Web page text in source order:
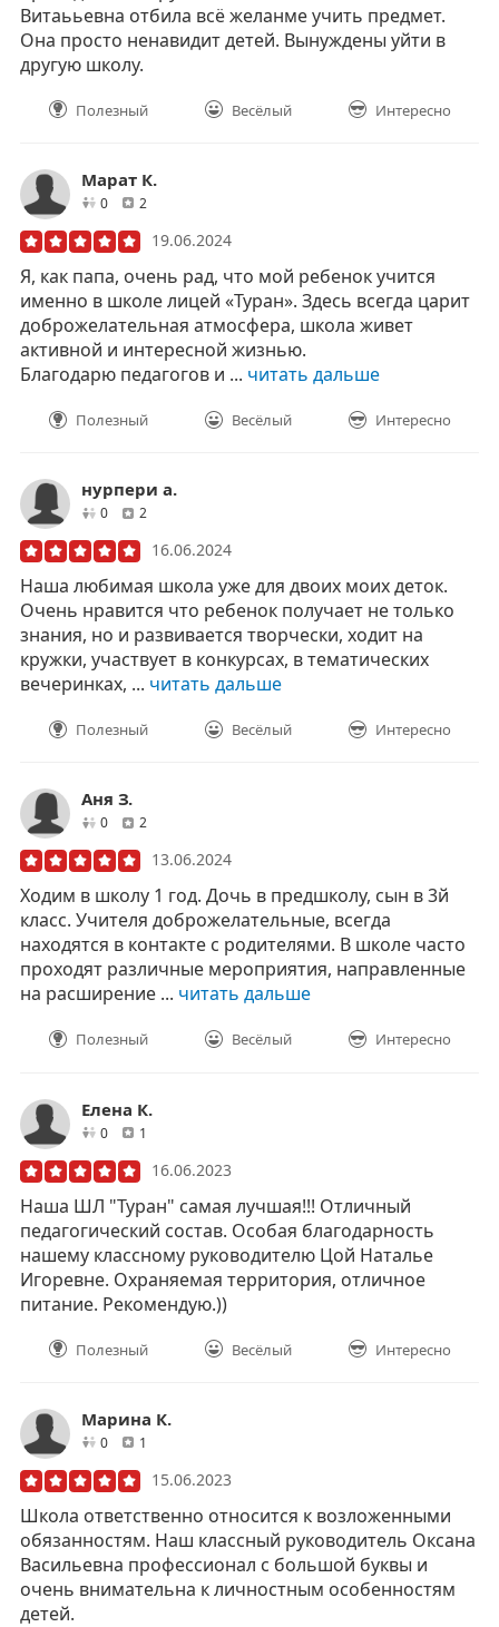
Витаььевна отбила всё желанме учить предмет.
Она просто ненавидит детей. Вынуждены уйти в
другую школу.
Полезный Весёлый Интересно
Марат К.
0друзей
2
19.06.2024
Я, как папа, очень рад, что мой ребенок учится
именно в школе лицей «Туран». Здесь всегда царит
доброжелательная атмосфера, школа живет
активной и интересной жизнью.
Благодарю педагогов и ... читать дальше
Полезный Весёлый Интересно
нурпери а.
0друзей
2
16.06.2024
Наша любимая школа уже для двоих моих деток.
Очень нравится что ребенок получает не только
знания, но и развивается творчески, ходит на
кружки, участвует в конкурсах, в тематических
вечеринках, ... читать дальше
Полезный Весёлый Интересно
Аня З.
0друзей
2
13.06.2024
Ходим в школу 1 год. Дочь в предшколу, сын в 3й
класс. Учителя доброжелательные, всегда
находятся в контакте с родителями. В школе часто
проходят различные мероприятия, направленные
на расширение ... читать дальше
Полезный Весёлый Интересно
Елена К.
0друзей1
16.06.2023
Наша ШЛ "Туран" самая лучшая!!! Отличный
педагогический состав. Особая благодарность
нашему классному руководителю Цой Наталье
Игоревне. Охраняемая территория, отличное
питание. Рекомендую.))
Полезный Весёлый Интересно
Марина К.
0друзей1
15.06.2023
Школа ответственно относится к возложенными
обязанностям. Наш классный руководитель Оксана
Васильевна профессионал с большой буквы и
очень внимательна к личностным особенностям
детей.